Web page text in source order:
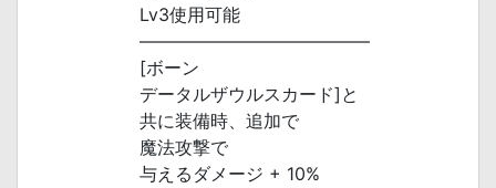
Lv3使用可能
―――――――――――――
[ボーン
データルザウルスカード]と
共に装備時、追加で
魔法攻撃で
与えるダメージ + 10%